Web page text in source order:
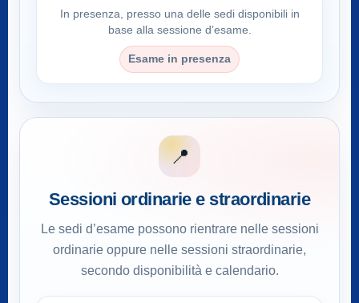
In presenza, presso una delle sedi disponibili in
base alla sessione d’esame.
Esame in presenza
📍
Sessioni ordinarie e straordinarie
Le sedi d’esame possono rientrare nelle sessioni
ordinarie oppure nelle sessioni straordinarie,
secondo disponibilità e calendario.